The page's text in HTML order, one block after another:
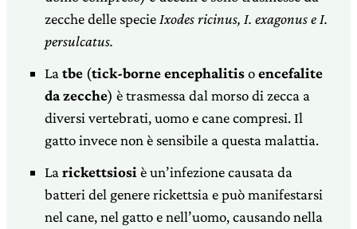
zecche delle specie Ixodes ricinus, I. exagonus e I.
persulcatus.
La tbe (tick-borne encephalitisoencefalite
da zecche) è trasmessa dal morso di zecca a
diversi vertebrati, uomo e cane compresi. Il
gatto invece non è sensibile a questa malattia.
La rickettsiosi è un’infezione causata da
batteri del genere rickettsia e può manifestarsi
nel cane, nel gatto e nell’uomo, causando nella